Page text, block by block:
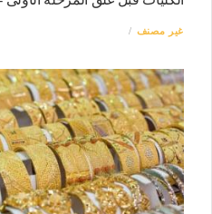
غير مصنف